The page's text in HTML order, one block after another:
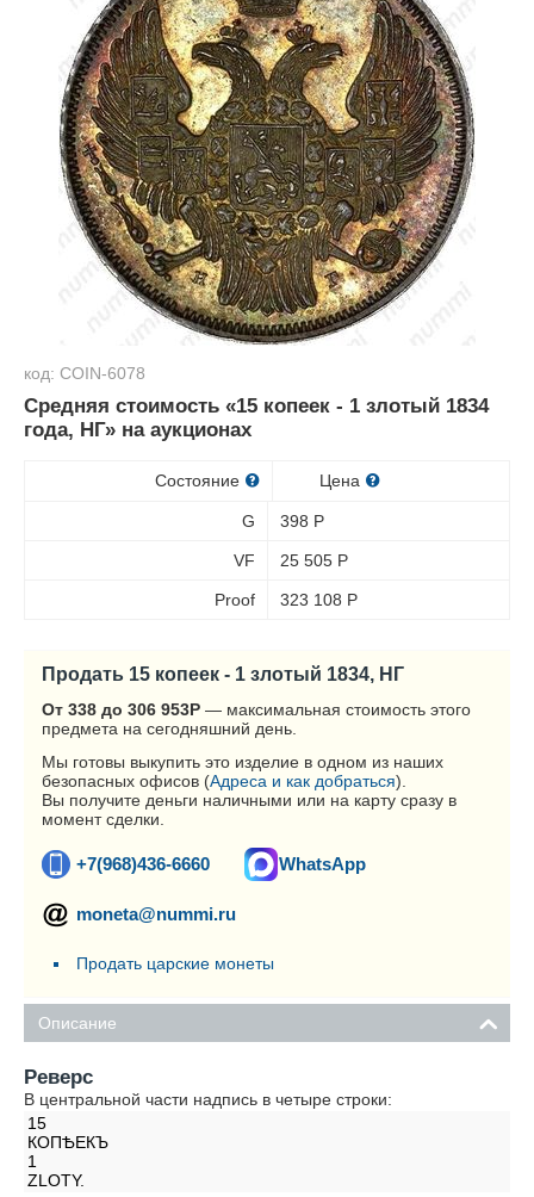
код: COIN-6078
Средняя стоимость «15 копеек - 1 злотый 1834
года, НГ» на аукционах
Состояние Цена
G 398 Р
VF 25 505 Р
Proof 323 108 Р
Продать 15 копеек - 1 злотый 1834, НГ
От 338 до 306 953Р — максимальная стоимость этого
предмета на сегодняшний день.
Мы готовы выкупить это изделие в одном из наших
безопасных офисов (Адреса и как добраться).
Вы получите деньги наличными или на карту сразу в
момент сделки.
+7(968)436-6660 WhatsApp
moneta@nummi.ru
Продать царские монеты
Описание
Реверс
В центральной части надпись в четыре строки:
15
КОПѢЕКЪ
1
ZLOTY.